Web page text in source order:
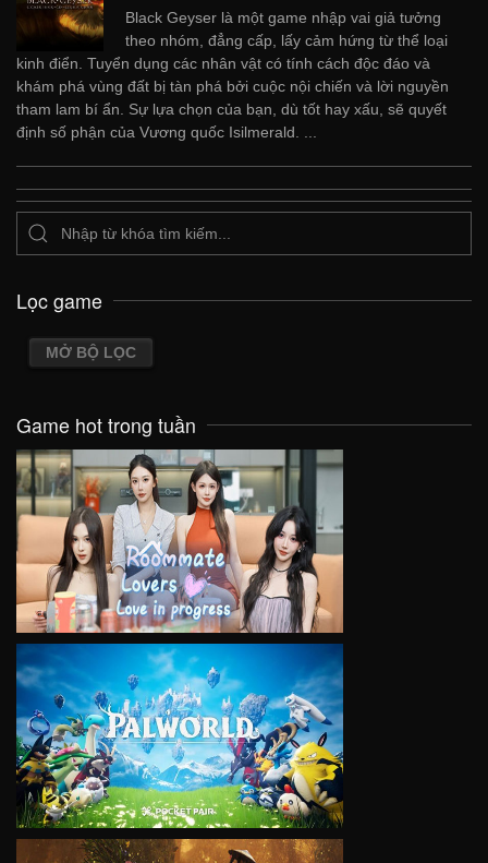
Black Geyser là một game nhập vai giả tưởng
theo nhóm, đẳng cấp, lấy cảm hứng từ thể loại
kinh điển. Tuyển dụng các nhân vật có tính cách độc đáo và
khám phá vùng đất bị tàn phá bởi cuộc nội chiến và lời nguyền
tham lam bí ẩn. Sự lựa chọn của bạn, dù tốt hay xấu, sẽ quyết
định số phận của Vương quốc Isilmerald. ...
Lọc game
MỞ BỘ LỌC
Game hot trong tuần
VIEW
VIEW